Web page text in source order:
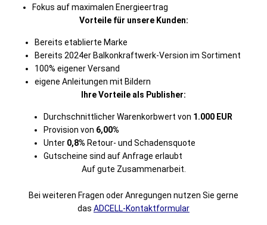
Fokus auf maximalen Energieertrag
Vorteile für unsere Kunden:
Bereits etablierte Marke
Bereits 2024er Balkonkraftwerk-Version im Sortiment
100% eigener Versand
eigene Anleitungen mit Bildern
Ihre Vorteile als Publisher:
Durchschnittlicher Warenkorbwert von 1.000 EUR
Provision von 6,00%
Unter 0,8% Retour- und Schadensquote
Gutscheine sind auf Anfrage erlaubt
Auf gute Zusammenarbeit.
Bei weiteren Fragen oder Anregungen nutzen Sie gerne
das ADCELL-Kontaktformular